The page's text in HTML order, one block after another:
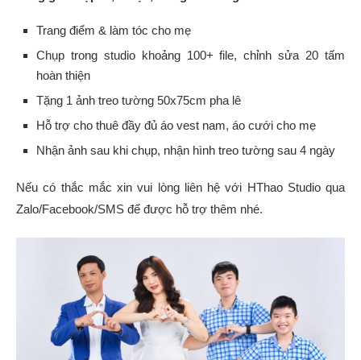
Trang điểm & làm tóc cho mẹ
Chụp trong studio khoảng 100+ file, chỉnh sửa 20 tấm
hoàn thiện
Tặng 1 ảnh treo tường 50x75cm pha lê
Hỗ trợ cho thuê đầy đủ áo vest nam, áo cưới cho mẹ
Nhận ảnh sau khi chụp, nhận hình treo tường sau 4 ngày
Nếu có thắc mắc xin vui lòng liên hệ với HThao Studio qua
Zalo/Facebook/SMS để được hỗ trợ thêm nhé.